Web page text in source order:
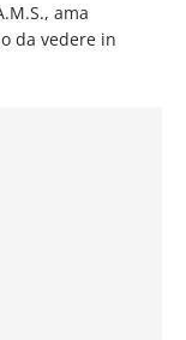
ama
da vedere in